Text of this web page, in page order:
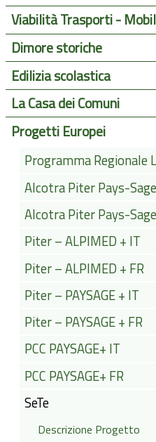
Viabilità Trasporti -
Dimore storiche
Edilizia scolastica
La Casa dei Comuni
Progetti Europei
Programma Regionale
Alcotra Piter Pays-
Alcotra Piter Pays-
Piter – ALPIMED + IT
Piter – ALPIMED + FR
Piter – PAYSAGE + IT
Piter – PAYSAGE + FR
PCC PAYSAGE+ IT
PCC PAYSAGE+ FR
SeTe
Descrizione Progetto